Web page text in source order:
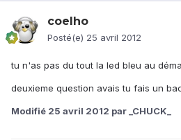
coelho
Posté(e) 25 avril 2012
tu n'as pas du tout la led bleu au
deuxieme question avais tu fais un
Modifié 25 avril 2012 par _CHUCK_